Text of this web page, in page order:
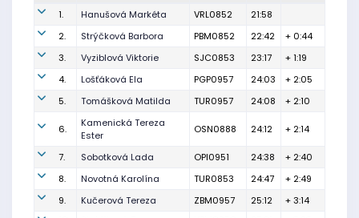
1. Hanušová Markéta VRL0852
21:58
2.
Strýčková Barbora PBM0852 22:42
+ 0:44
3.
Vyziblová Viktorie SJC0853 23:17
+ 1:19
4.
Lošťáková Ela PGP0957 24:03
+ 2:05
5.
Tomášková Matilda TUR0957 24:08 + 2:10
6.
Kamenická Tereza
Ester
OSN0888 24:12 + 2:14
7. Sobotková Lada OPI0951 24:38
+ 2:40
8.
Novotná Karolína TUR0853 24:47
+ 2:49
9.
Kučerová Tereza ZBM0957 25:12
+ 3:14